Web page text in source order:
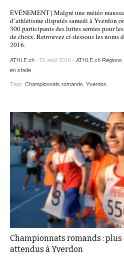
ÉVÉNEMENT | Malgré une météo
d’athlétisme disputés samedi à Yverdon
300 participants des luttes serrées pour
de choix. Retrouvez ci-dessous les noms
2016.
ATHLE.ch- 22 août 2016 - ATHLE.ch Régions
en stade
Tags: Championnats romands, Yverdon
Championnats romands :
attendus à Yverdon